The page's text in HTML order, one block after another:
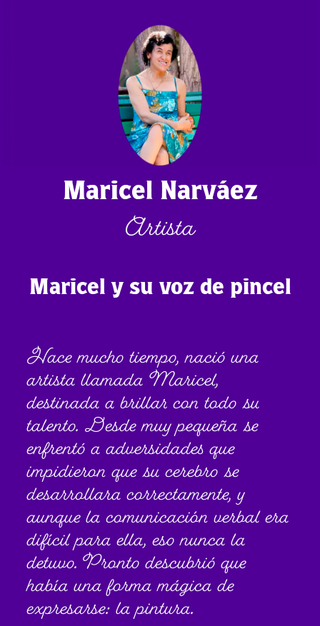
Maricel Narváez
Artista
Maricel y su voz de pincel
Hace mucho tiempo, nació una
artista llamada Maricel,
destinada a brillar con todo su
talento. Desde muy pequeña se
enfrentó a adversidades que
impidieron que su cerebro se
desarrollara correctamente, y
aunque la comunicación verbal era
difícil para ella, eso nunca la
detuvo. Pronto descubrió que
había una forma mágica de
expresarse: la pintura.